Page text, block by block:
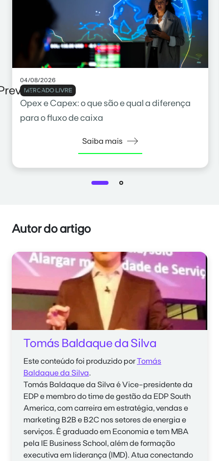
04/08/2026
MERCADO LIVRE
Opex e Capex: o que são e qual a diferença
para o fluxo de caixa
Saiba mais
Autor do artigo
Tomás Baldaque da Silva
Este conteúdo foi produzido porTomás
Baldaque da Silva.
Tomás Baldaque da Silva é Vice-presidente da
EDP e membro do time de gestão da EDP South
America, com carreira em estratégia, vendas e
marketing B2B e B2C nos setores de energia e
serviços. É graduado em Economia e tem MBA
pela IE Business School, além de formação
executiva em liderança (IMD). Atua conectando